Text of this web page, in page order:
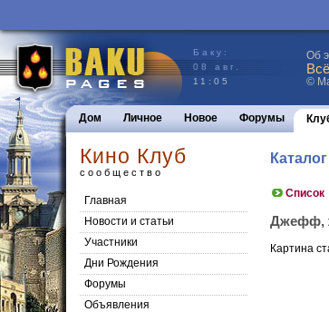
Баку:
08 авг.
11:05
Об
©
Дом Личное Новое Форумы
Кино Клуб
сообщество
Главная
Новости и статьи
Участники
Дни Рождения
Форумы
Объявления
Список
Джефф,
Картина